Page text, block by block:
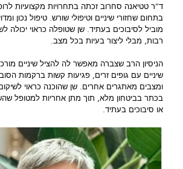
ד”ר טטיאנה סחרוב זכתה בתחרויות מקצועיות
בתחום שחזורי שיניים וטיפולי שורש. טיפול נכון
מוביל לסיבוכים בעתיד. שן שטופלה כראוי יכולה
רבות, מבלי ליצור בעיות בכל מצב.
הניסיון הרב שצברה מאפשר לה להציל שיניים
שיניים עם גופים זרים, פגיעות קשות ברקמות
ומצבים מאתגרים אחרים. שן שהוכנה כראוי
בכתר בביטחון מלא, תוך מתן אחריות למטופל
או סיבוכים בעתיד.